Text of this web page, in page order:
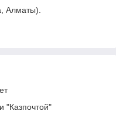
Алматы).
"Казпочтой"